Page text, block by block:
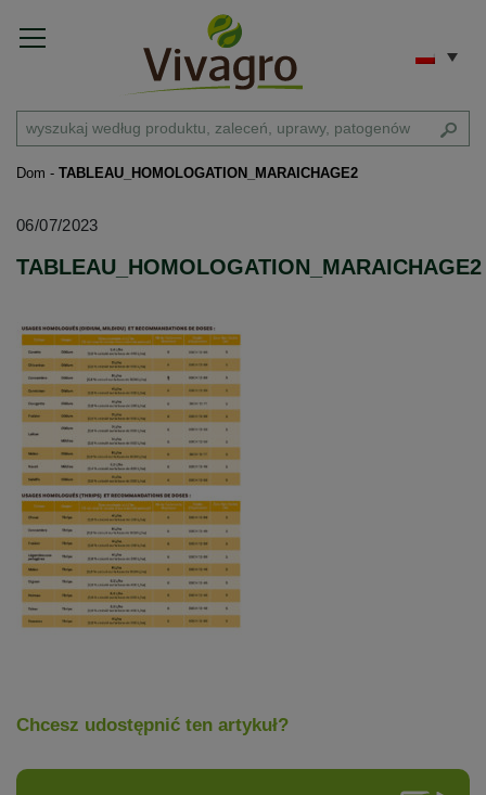
Dom - TABLEAU_HOMOLOGATION_MARAICHAGE2
06/07/2023
TABLEAU_HOMOLOGATION_MARAICHAGE2
Chcesz udostępnić ten artykuł?